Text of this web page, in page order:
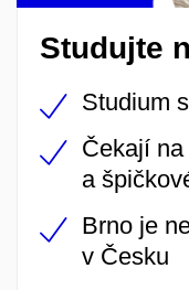
Studujte
Studium
Čekají
a
Brno je
v Česku